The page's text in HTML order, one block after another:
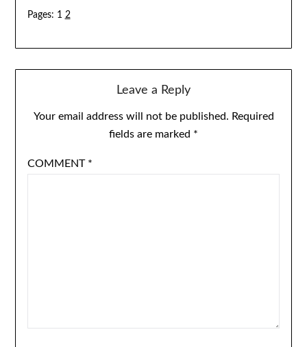
Pages: 1 2
Leave a Reply
Your email address will not be published. Required
fields are marked *
COMMENT *